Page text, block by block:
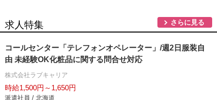
求人特集 さらに見る
コールセンター「テレフォンオペレーター」/週2日服装自
由 未経験OK化粧品に関する問合せ対応
株式会社ラブキャリア
時給1,500円～1,650円
派遣社員 / 北海道